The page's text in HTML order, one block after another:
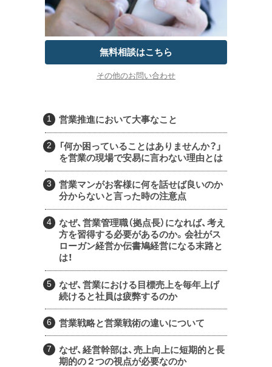
無料相談はこちら
その他のお問い合わせ
営業推進において大事なこと
「何か困っていることはありませんか？」
を営業の現場で安易に言わない理由とは
営業マンがお客様に何を話せば良いのか
分からないと言った時の注意点
なぜ、営業管理職（拠点長）になれば、考え
方を習得する必要があるのか。会社がス
ローガン経営か伝書鳩経営になる末路と
は！
なぜ、営業における目標売上を毎年上げ
続けると社員は疲弊するのか
営業戦略と営業戦術の違いについて
なぜ、経営幹部は、売上向上に短期的と長
期的の２つの視点が必要なのか